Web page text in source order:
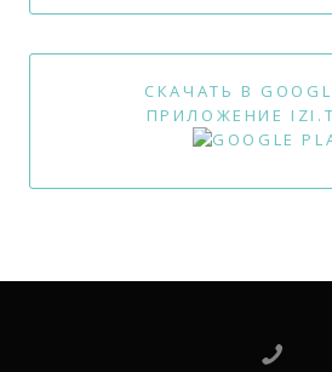
СКАЧАТЬ В
ПРИЛОЖЕНИЕ